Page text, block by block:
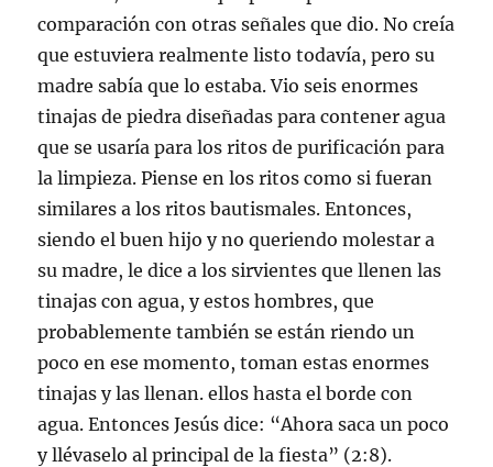
comparación con otras señales que dio. No creía
que estuviera realmente listo todavía, pero su
madre sabía que lo estaba. Vio seis enormes
tinajas de piedra diseñadas para contener agua
que se usaría para los ritos de purificación para
la limpieza. Piense en los ritos como si fueran
similares a los ritos bautismales. Entonces,
siendo el buen hijo y no queriendo molestar a
su madre, le dice a los sirvientes que llenen las
tinajas con agua, y estos hombres, que
probablemente también se están riendo un
poco en ese momento, toman estas enormes
tinajas y las llenan. ellos hasta el borde con
agua. Entonces Jesús dice: “Ahora saca un poco
y llévaselo al principal de la fiesta” (2:8).